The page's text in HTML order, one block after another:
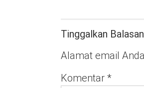
Tinggalkan Balasan
Alamat email
Komentar *